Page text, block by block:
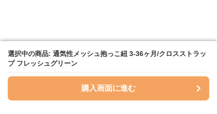
選択中の商品: 通気性メッシュ抱っこ紐 3-36ヶ月/クロスストラッ
プ フレッシュグリーン
購入画面に進む
選択中の商品: 通気性メッシュ抱っこ紐 3-36ヶ月/クロスストラッ
プ フレッシュグリーン
購入画面に進む